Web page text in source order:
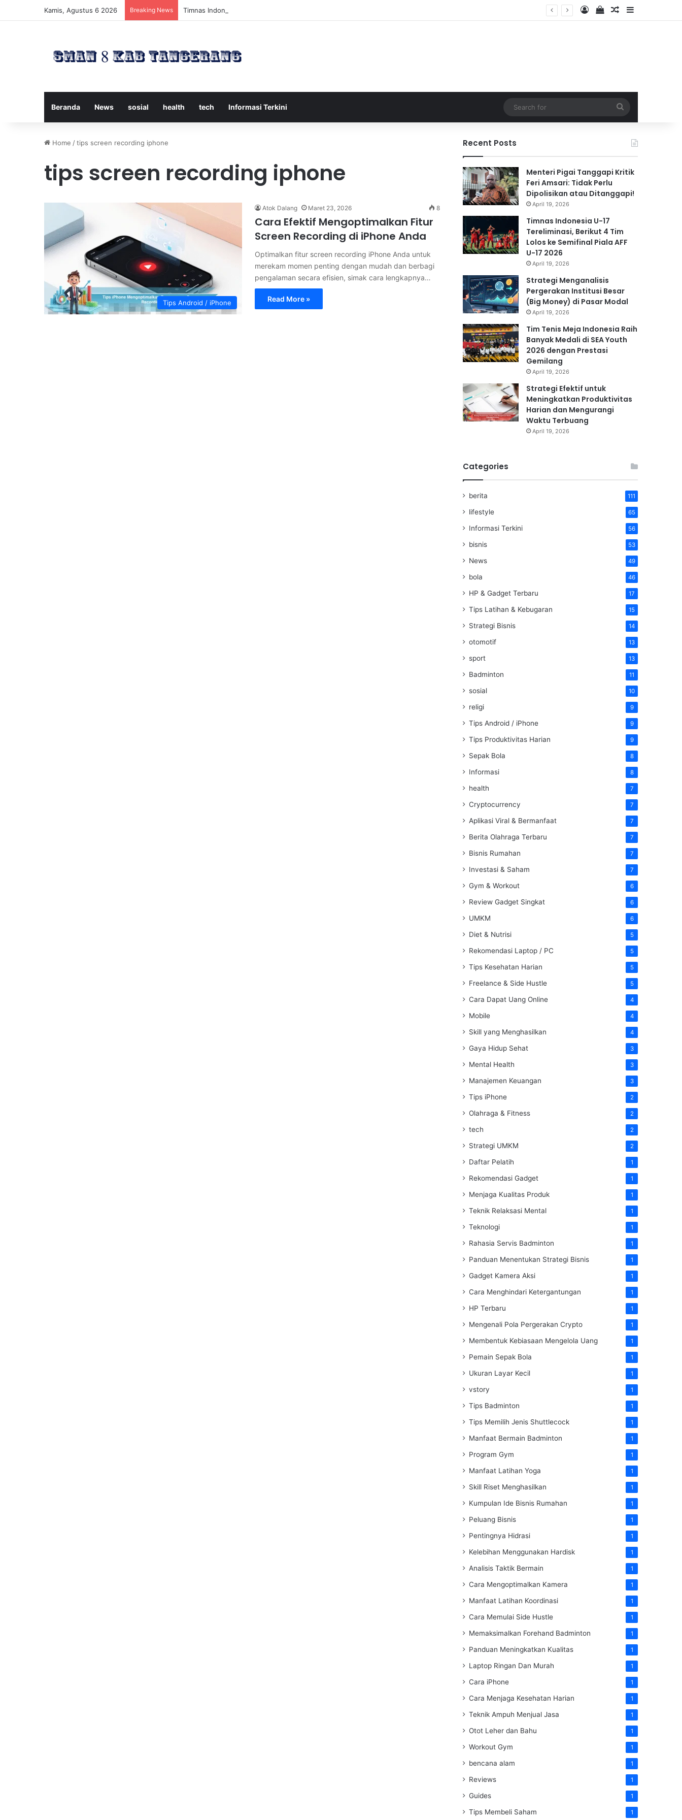
Kamis, Agustus 6 2026 Breaking News Timnas Indonesia U-17 Tereliminasi, Berikut 4 Tim Lolos ke Semifinal Piala AFF U-17 2026 Log InView your
Random Article
Sidebar
Beranda News sosial health tech Informasi Terkini
for
Home /tips screen recording iphone
tips screen recording iphone
Tips Android / iPhone
Atok Dalang Maret 23, 2026 8
Cara Efektif Mengoptimalkan Fitur
Screen Recording di iPhone Anda
Optimalkan fitur screen recording iPhone Anda untuk
merekam momen penting dengan mudah dan berbagi
pengalaman secara efisien, simak cara lengkapnya…
Read More »
Recent Posts
Menteri Pigai Tanggapi Kritik
Feri Amsari: Tidak Perlu
Dipolisikan atau Ditanggapi!
April 19, 2026
Timnas Indonesia U-17
Tereliminasi, Berikut 4 Tim
Lolos ke Semifinal Piala AFF
U-17 2026
April 19, 2026
Strategi Menganalisis
Pergerakan Institusi Besar
(Big Money) di Pasar Modal
April 19, 2026
Tim Tenis Meja Indonesia Raih
Banyak Medali di SEA Youth
2026 dengan Prestasi
Gemilang
April 19, 2026
Strategi Efektif untuk
Meningkatkan Produktivitas
Harian dan Mengurangi
Waktu Terbuang
April 19, 2026
Categories
berita 111
lifestyle 65
Informasi Terkini 56
bisnis 53
News 49
bola 46
HP & Gadget Terbaru 17
Tips Latihan & Kebugaran 15
Strategi Bisnis 14
otomotif 13
sport 13
Badminton 11
sosial 10
religi 9
Tips Android / iPhone 9
Tips Produktivitas Harian 9
Sepak Bola 8
Informasi 8
health 7
Cryptocurrency 7
Aplikasi Viral & Bermanfaat 7
Berita Olahraga Terbaru 7
Bisnis Rumahan 7
Investasi & Saham 7
Gym & Workout 6
Review Gadget Singkat 6
UMKM 6
Diet & Nutrisi 5
Rekomendasi Laptop / PC 5
Tips Kesehatan Harian 5
Freelance & Side Hustle 5
Cara Dapat Uang Online 4
Mobile 4
Skill yang Menghasilkan 4
Gaya Hidup Sehat 3
Mental Health 3
Manajemen Keuangan 3
Tips iPhone 2
Olahraga & Fitness 2
tech 2
Strategi UMKM 2
Daftar Pelatih 1
Rekomendasi Gadget 1
Menjaga Kualitas Produk 1
Teknik Relaksasi Mental 1
Teknologi 1
Rahasia Servis Badminton 1
Panduan Menentukan Strategi Bisnis 1
Gadget Kamera Aksi 1
Cara Menghindari Ketergantungan 1
HP Terbaru 1
Mengenali Pola Pergerakan Crypto 1
Membentuk Kebiasaan Mengelola Uang 1
Pemain Sepak Bola 1
Ukuran Layar Kecil 1
vstory 1
Tips Badminton 1
Tips Memilih Jenis Shuttlecock 1
Manfaat Bermain Badminton 1
Program Gym 1
Manfaat Latihan Yoga 1
Skill Riset Menghasilkan 1
Kumpulan Ide Bisnis Rumahan 1
Peluang Bisnis 1
Pentingnya Hidrasi 1
Kelebihan Menggunakan Hardisk 1
Analisis Taktik Bermain 1
Cara Mengoptimalkan Kamera 1
Manfaat Latihan Koordinasi 1
Cara Memulai Side Hustle 1
Memaksimalkan Forehand Badminton 1
Panduan Meningkatkan Kualitas 1
Laptop Ringan Dan Murah 1
Cara iPhone 1
Cara Menjaga Kesehatan Harian 1
Teknik Ampuh Menjual Jasa 1
Otot Leher dan Bahu 1
Workout Gym 1
bencana alam 1
Reviews 1
Guides 1
Tips Membeli Saham 1